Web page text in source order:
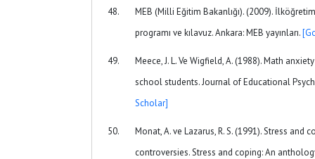
MEB (Milli Eğitim Bakanlığı). (2009).
programı ve kılavuz. Ankara: MEB yayınları.
Meece, J. L. Ve Wigfield, A. (1988). Math
school students. Journal of Educational
Scholar]
Monat, A. ve Lazarus, R. S. (1991). Stress and
controversies. Stress and coping: An